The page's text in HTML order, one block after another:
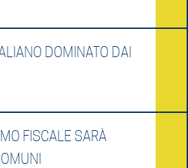
DOMINATO DAI
FISCALE SARÀ